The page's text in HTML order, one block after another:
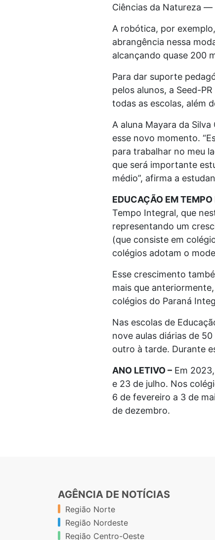
Ciências da Natureza —
A robótica, por
abrangência nessa
alcançando quase 200
Para dar suporte
pelos alunos, a Seed-
todas as escolas, além
A aluna Mayara da
esse novo momento.
para trabalhar no meu
que será importante
médio”, afirma a
EDUCAÇÃO EM TEMPO
Tempo Integral, que
representando um
(que consiste em
colégios adotam o
Esse crescimento
mais que
colégios do Paraná
Nas escolas de
nove aulas diárias de
outro à tarde. Durante
ANO LETIVO – Em
e 23 de julho. Nos
6 de fevereiro a 3 de
de dezembro.
AGÊNCIA DE NOTÍCIAS
Região Norte
Região Nordeste
Região Centro-Oeste